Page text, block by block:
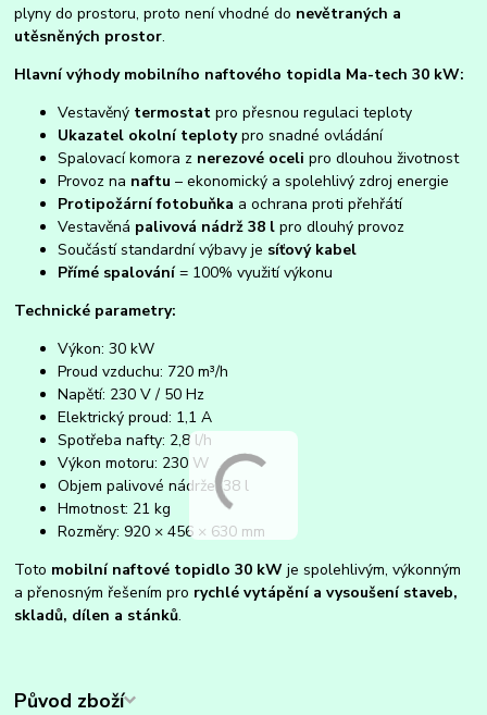
plyny do prostoru, proto není vhodné do nevětraných a
utěsněných prostor.
Hlavní výhody mobilního naftového topidla Ma-tech 30 kW:
Vestavěný termostat pro přesnou regulaci teploty
Ukazatel okolní teplotypro snadné ovládání
Spalovací komora z nerezové oceli pro dlouhou životnost
Provoz na naftu – ekonomický a spolehlivý zdroj energie
Protipožární fotobuňka a ochrana proti přehřátí
Vestavěná palivová nádrž 38 l pro dlouhý provoz
Součástí standardní výbavy je síťový kabel
Přímé spalování= 100% využití výkonu
Technické parametry:
Výkon: 30 kW
Proud vzduchu: 720 m³/h
Napětí: 230 V / 50 Hz
Elektrický proud: 1,1 A
Spotřeba nafty: 2,8 l/h
Výkon motoru: 230 W
Objem palivové nádrže: 38 l
Hmotnost: 21 kg
Rozměry: 920 × 456 × 630 mm
Toto mobilní naftové topidlo 30 kW je spolehlivým, výkonným
a přenosným řešením pro rychlé vytápění a vysoušení staveb,
skladů, dílen a stánků.
Původ zboží